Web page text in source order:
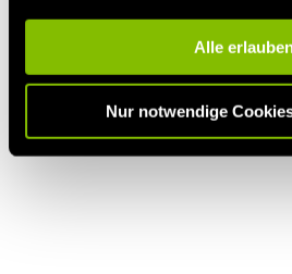
Alle
Nur notwendige